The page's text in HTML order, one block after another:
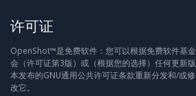
许可证
OpenShot™是免费软件：您可以根据免费软件基金
会（许可证第3版）或（根据您的选择）任何更新版
本发布的GNU通用公共许可证条款重新分发和/或修
改它。